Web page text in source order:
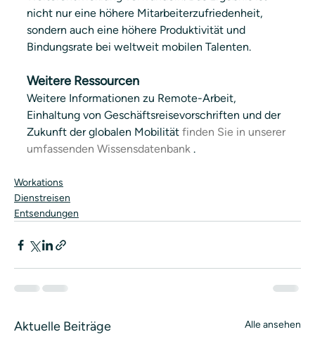
nicht nur eine höhere Mitarbeiterzufriedenheit,
sondern auch eine höhere Produktivität und
Bindungsrate bei weltweit mobilen Talenten.
Weitere Ressourcen
Weitere Informationen zu Remote-Arbeit,
Einhaltung von Geschäftsreisevorschriften und der
Zukunft der globalen Mobilität finden Sie in unserer
umfassenden Wissensdatenbank .
Workations
Dienstreisen
Entsendungen
Aktuelle Beiträge Alle ansehen